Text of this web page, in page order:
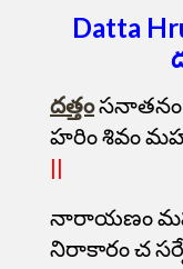
Datta
దత్తంసనాతనం
హరిం శివం
||
నారాయణం
నిరాకారం చ